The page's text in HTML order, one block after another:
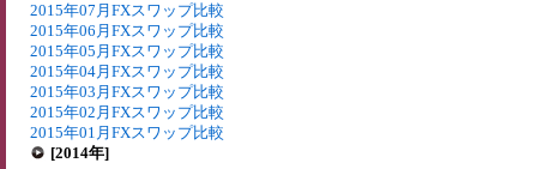
2015年07月FXスワップ比較
2015年06月FXスワップ比較
2015年05月FXスワップ比較
2015年04月FXスワップ比較
2015年03月FXスワップ比較
2015年02月FXスワップ比較
2015年01月FXスワップ比較
[2014年]